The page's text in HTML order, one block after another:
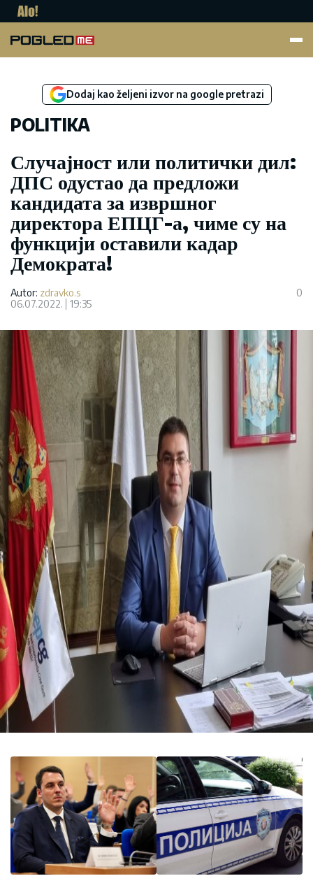
Dodaj kao željeni izvor na google pretrazi
POLITIKA
Случајност или политички дил:
ДПС одустао да предложи
кандидата за извршног
директора ЕПЦГ-а, чиме су на
функцији оставили кадар
Демократа!
Autor: zdravko.s
06.07.2022.
19:35
0